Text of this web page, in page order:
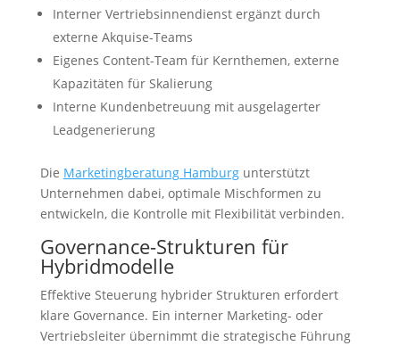
Interner Vertriebsinnendienst ergänzt durch
externe Akquise-Teams
Eigenes Content-Team für Kernthemen, externe
Kapazitäten für Skalierung
Interne Kundenbetreuung mit ausgelagerter
Leadgenerierung
Die Marketingberatung Hamburgunterstützt
Unternehmen dabei, optimale Mischformen zu
entwickeln, die Kontrolle mit Flexibilität verbinden.
Governance-Strukturen für
Hybridmodelle
Effektive Steuerung hybrider Strukturen erfordert
klare Governance. Ein interner Marketing- oder
Vertriebsleiter übernimmt die strategische Führung